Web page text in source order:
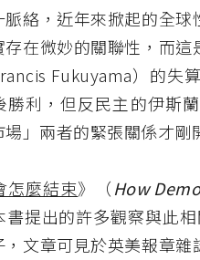
脈絡，近年來掀起的全
存在微妙的關聯性，而
Fukuyama）的失
勝利，但反民主的伊斯
場」兩者的緊張關係才剛
怎麼結束》（How
書提出的許多觀察與此
，文章可見於英美報章